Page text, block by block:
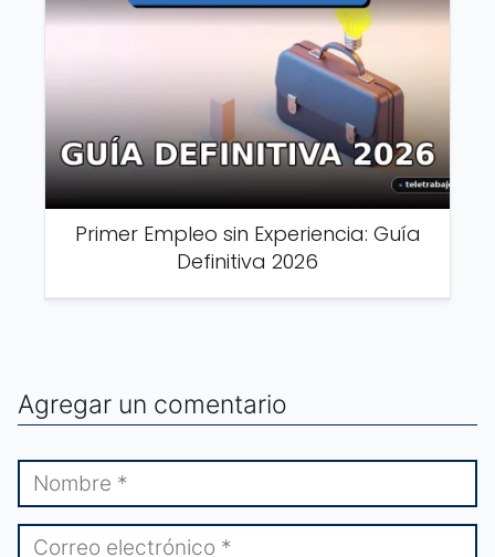
Primer Empleo sin Experiencia: Guía
Definitiva 2026
Agregar un comentario